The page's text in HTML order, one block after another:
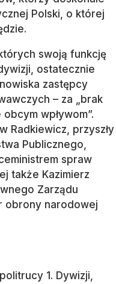
Polski, o której
swoją funkcję
ostatecznie
zastępcy
– za „brak
wpływom”.
Radkiewicz, przyszły
Publicznego,
spraw
także Kazimierz
Zarządu
obrony narodowej
1. Dywizji,